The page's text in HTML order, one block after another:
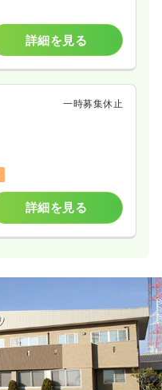
詳細を見る
一時募集休止
詳細を見る